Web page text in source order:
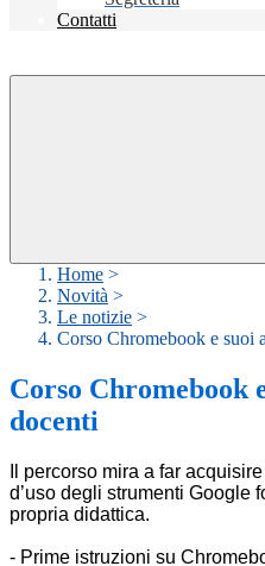
Contatti
Home >
Novità >
Le notizie >
Corso Chromebook e suoi
Corso Chromebook
docenti
Il percorso mira a far
d’uso degli strumenti Google
propria didattica.
- Prime istruzioni su